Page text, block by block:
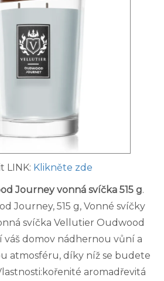
LINK: Klikněte zde
Journey vonná svíčka 515 g.
Journey, 515 g, Vonné svíčky
svíčka Vellutier Oudwood
domov nádhernou vůní a
atmosféru, díky níž se budete
aromadřevitá